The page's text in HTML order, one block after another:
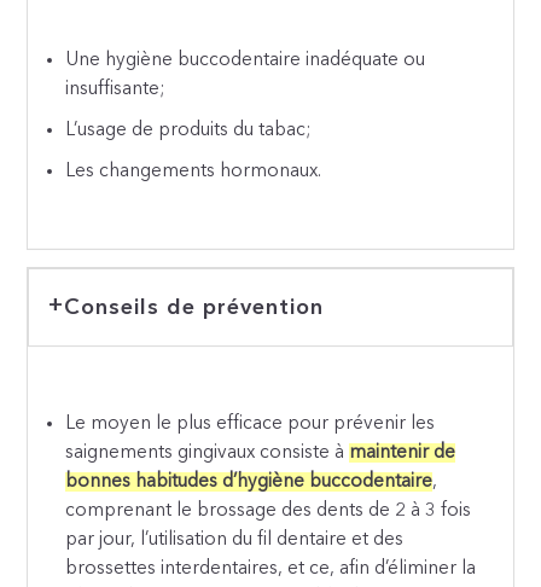
Une hygiène buccodentaire inadéquate ou
insuffisante;
L’usage de produits du tabac;
Les changements hormonaux.
Conseils de prévention
Le moyen le plus efficace pour prévenir les
saignements gingivaux consiste à maintenir de
bonnes habitudes d’hygiène buccodentaire,
comprenant le brossage des dents de 2 à 3 fois
par jour, l’utilisation du fil dentaire et des
brossettes interdentaires, et ce, afin d’éliminer la